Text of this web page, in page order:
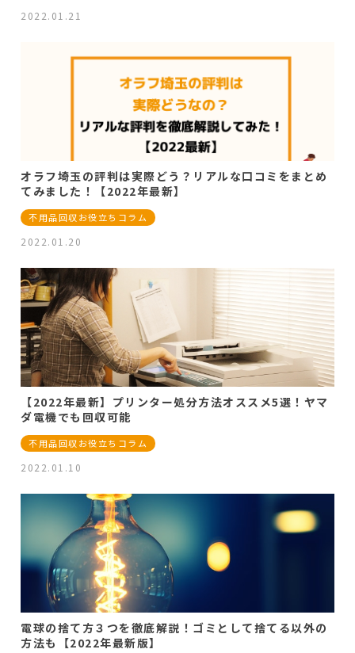
2022.01.21
オラフ埼玉の評判は実際どう？リアルな口コミをまとめ
てみました！【2022年最新】
不用品回収お役立ちコラム
2022.01.20
【2022年最新】プリンター処分方法オススメ5選！ヤマ
ダ電機でも回収可能
不用品回収お役立ちコラム
2022.01.10
電球の捨て方３つを徹底解説！ゴミとして捨てる以外の
方法も【2022年最新版】